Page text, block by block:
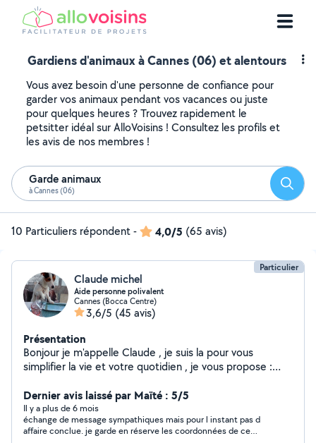
Gardiens d'animaux à Cannes (06) et alentours
Vous avez besoin d'une personne de confiance pour
garder vos animaux pendant vos vacances ou juste
pour quelques heures ? Trouvez rapidement le
petsitter idéal sur AlloVoisins ! Consultez les profils et
les avis de nos membres !
Garde animaux
à Cannes (06)
10 Particuliers répondent- 4,0/5 (65 avis)
Particulier
Claude michel
Aide personne polivalent
Cannes (Bocca Centre)
3,6/5 (45 avis)
Présentation
Bonjour je m'appelle Claude , je suis la pour vous
simplifier la vie et votre quotidien , je vous propose :
maison / villa / appartement Garde de chiens Merci de
m'avoir lue et à bientôt :) Voici mon numéro de
téléphone : 0613200727
Dernier avis laissé par Maïté : 5/5
Il y a plus de 6 mois
échange de message sympathiques mais pour l instant pas d
affaire conclue. je garde en réserve les coordonnées de ce